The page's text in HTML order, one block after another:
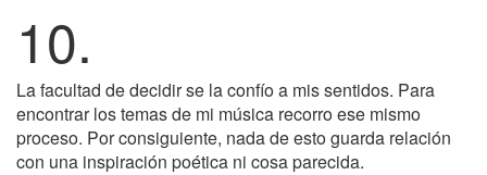
10.
La facultad de decidir se la confío a mis sentidos. Para
encontrar los temas de mi música recorro ese mismo
proceso. Por consiguiente, nada de esto guarda relación
con una inspiración poética ni cosa parecida.